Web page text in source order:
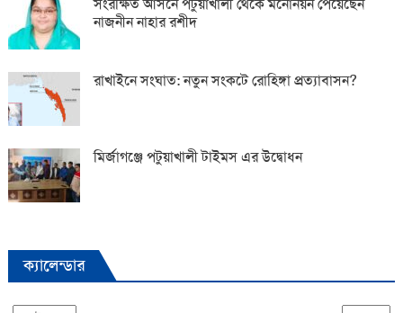
সংরক্ষিত আসনে পটুয়াখালী থেকে মনোনয়ন পেয়েছেন
নাজনীন নাহার রশীদ
রাখাইনে সংঘাত: নতুন সংকটে রোহিঙ্গা প্রত্যাবাসন?
মির্জাগঞ্জে পটুয়াখালী টাইমস এর উদ্বোধন
ক্যালেন্ডার